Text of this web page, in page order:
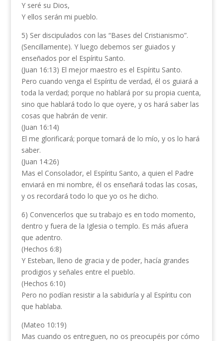
Y seré su Dios,
Y ellos serán mi pueblo.
5) Ser discipulados con las “Bases del Cristianismo”.
(Sencillamente). Y luego debemos ser guiados y
enseñados por el Espíritu Santo.
(Juan 16:13) El mejor maestro es el Espíritu Santo.
Pero cuando venga el Espíritu de verdad, él os guiará a
toda la verdad; porque no hablará por su propia cuenta,
sino que hablará todo lo que oyere, y os hará saber las
cosas que habrán de venir.
(Juan 16:14)
El me glorificará; porque tomará de lo mío, y os lo hará
saber.
(Juan 14:26)
Mas el Consolador, el Espíritu Santo, a quien el Padre
enviará en mi nombre, él os enseñará todas las cosas,
y os recordará todo lo que yo os he dicho.
6) Convencerlos que su trabajo es en todo momento,
dentro y fuera de la Iglesia o templo. Es más afuera
que adentro.
(Hechos 6:8)
Y Esteban, lleno de gracia y de poder, hacía grandes
prodigios y señales entre el pueblo.
(Hechos 6:10)
Pero no podían resistir a la sabiduría y al Espíritu con
que hablaba.
(Mateo 10:19)
Mas cuando os entreguen, no os preocupéis por cómo